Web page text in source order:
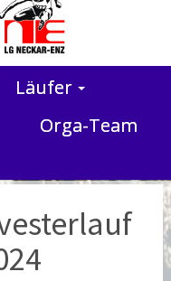
Läufer
Orga-Team